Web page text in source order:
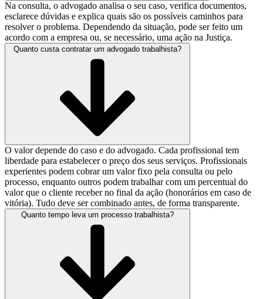
Na consulta, o advogado analisa o seu caso, verifica documentos,
esclarece dúvidas e explica quais são os possíveis caminhos para
resolver o problema. Dependendo da situação, pode ser feito um
acordo com a empresa ou, se necessário, uma ação na Justiça.
Quanto custa contratar um advogado trabalhista?
O valor depende do caso e do advogado. Cada profissional tem
liberdade para estabelecer o preço dos seus serviços. Profissionais
experientes podem cobrar um valor fixo pela consulta ou pelo
processo, enquanto outros podem trabalhar com um percentual do
valor que o cliente receber no final da ação (honorários em caso de
vitória). Tudo deve ser combinado antes, de forma transparente.
Quanto tempo leva um processo trabalhista?